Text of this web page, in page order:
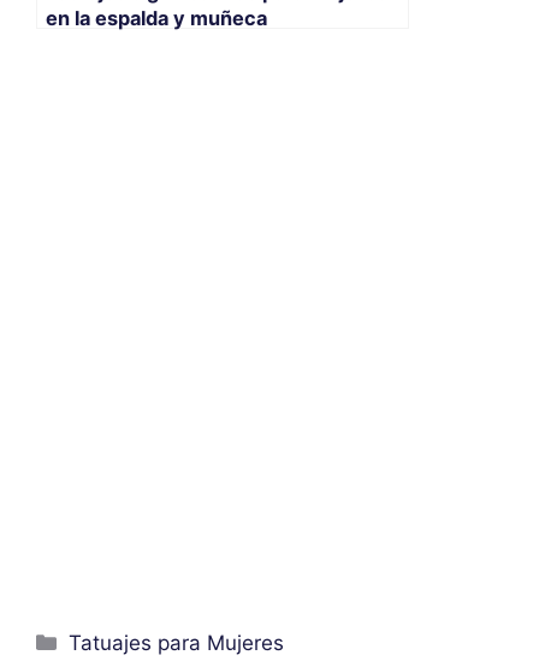
en la espalda y muñeca
Categorías
Tatuajes para Mujeres